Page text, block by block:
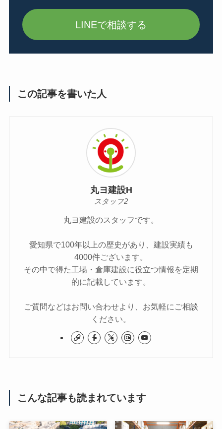
LINEで相談する
この記事を書いた人
丸ヨ建設H
スタッフ2
丸ヨ建設のスタッフです。
愛知県で100年以上の歴史があり、建設実績も
4000件ございます。
その中で得た工場・倉庫建設に役立つ情報を定期
的に記載しています。
ご質問などはお問い合わせより、お気軽にご相談
ください。
こんな記事も読まれています